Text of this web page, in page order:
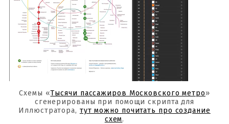
Схемы «Тысячи пассажиров Московского метро»
сгенерированы при помощи скрипта для
Иллюстратора, тут можно почитать про создание
схем.